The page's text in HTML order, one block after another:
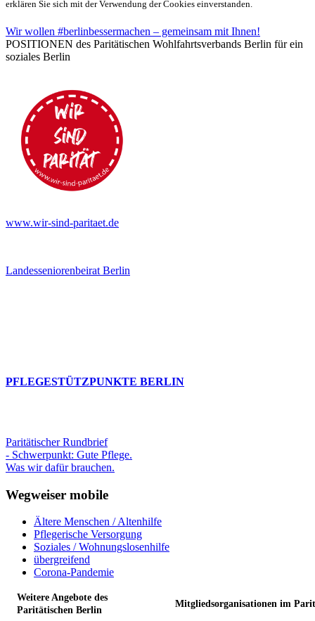
erklären Sie sich mit der Verwendung der Cookies einverstanden.
Wir wollen #berlinbessermachen – gemeinsam mit Ihnen!
POSITIONEN des Paritätischen Wohlfahrtsverbands Berlin für ein
soziales Berlin
www.wir-sind-paritaet.de
Landesseniorenbeirat Berlin
PFLEGESTÜTZPUNKTE BERLIN
Paritätischer Rundbrief
- Schwerpunkt: Gute Pflege.
Was wir dafür brauchen.
Wegweiser mobile
Ältere Menschen / Altenhilfe
Pflegerische Versorgung
Soziales / Wohnungslosenhilfe
übergreifend
Corona-Pandemie
Weitere Angebote des
Paritätischen Berlin
Mitgliedsorganisationen im